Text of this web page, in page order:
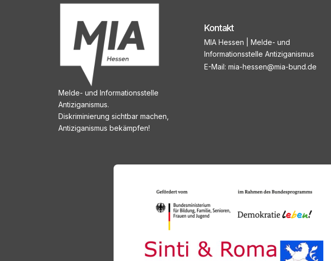
Melde- und Informationsstelle
Antiziganismus.
Diskriminierung sichtbar machen,
Antiziganismus bekämpfen!
Kontakt
MIA Hessen | Melde- und
Informationsstelle Antiziganismus
E-Mail: mia-hessen@mia-bund.de